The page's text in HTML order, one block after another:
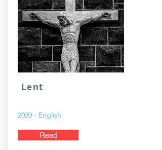
Lent
2020 - English
Read